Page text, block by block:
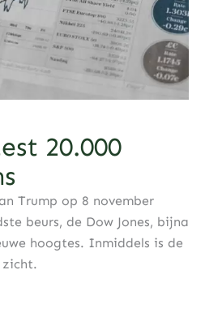
20.000
Trump op 8 november
beurs, de Dow Jones, bijna
hoogtes. Inmiddels is de
zicht.